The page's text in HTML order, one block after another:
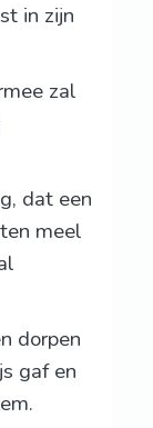
in zijn
zal
dat een
meel
dorpen
gaf en